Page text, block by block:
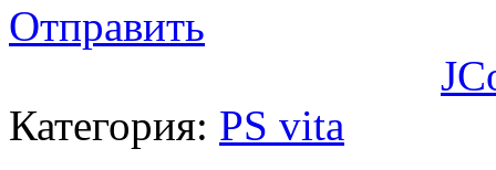
Отправить
Категория: PS vita